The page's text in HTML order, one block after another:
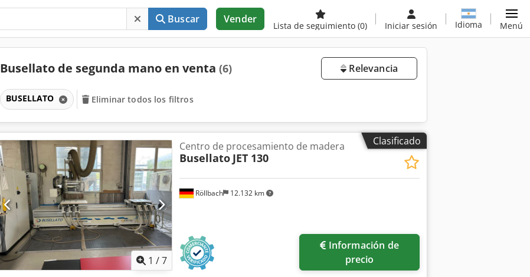
Buscar Vender
Lista de seguimiento (0) Iniciar sesión Idioma Menú
Busellato de segunda mano en venta (6) Relevancia
BUSELLATO Eliminar todos los filtros
Clasificado
1 /7
Röllbach 12.132 km
Centro de procesamiento de madera
Busellato JET 130
precio